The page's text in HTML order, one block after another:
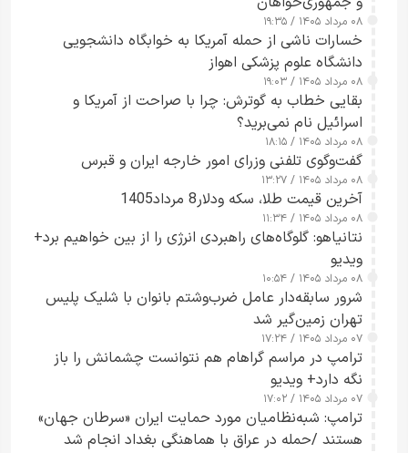
۰۸ مرداد ۱۴۰۵ / ۱۹:۳۵
خسارات ناشی از حمله آمریکا به خوابگاه دانشجویی
دانشگاه علوم پزشکی اهواز
۰۸ مرداد ۱۴۰۵ / ۱۹:۰۳
بقایی خطاب به گوترش: چرا با صراحت از آمریکا و
اسرائیل نام نمی‌برید؟
۰۸ مرداد ۱۴۰۵ / ۱۸:۱۵
گفت‌وگوی تلفنی وزرای امور خارجه ایران و قبرس
۰۸ مرداد ۱۴۰۵ / ۱۳:۲۷
آخرین قیمت طلا، سکه ودلار8 مرداد1405
۰۸ مرداد ۱۴۰۵ / ۱۱:۳۴
نتانیاهو: گلوگاه‌های راهبردی انرژی را از بین خواهیم برد+
ویدیو
۰۸ مرداد ۱۴۰۵ / ۱۰:۵۴
شرور سابقه‌دار عامل ضرب‌وشتم بانوان با شلیک پلیس
تهران زمین‌گیر شد
۰۷ مرداد ۱۴۰۵ / ۱۷:۲۴
ترامپ در مراسم گراهام هم نتوانست چشمانش را باز
نگه دارد+ ویدیو
۰۷ مرداد ۱۴۰۵ / ۱۷:۰۲
ترامپ: شبه‌نظامیان مورد حمایت ایران «سرطان جهان»
هستند /حمله در عراق با هماهنگی بغداد انجام شد